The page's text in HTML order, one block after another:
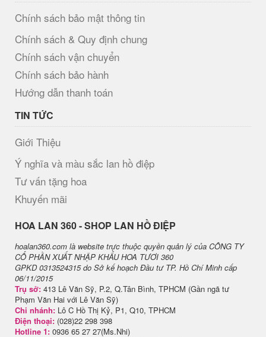
Chính sách bảo mật thông tin
Chính sách & Quy định chung
Chính sách vận chuyển
Chính sách bảo hành
Hướng dẫn thanh toán
TIN TỨC
Giới Thiệu
Ý nghĩa và màu sắc lan hồ điệp
Tư vấn tặng hoa
Khuyến mãi
H​OA LAN 360 - SHOP LAN HỒ ĐIỆP
hoalan360.com là website trực thuộc quyền quản lý của CÔNG TY
CỔ PHẦN XUẤT NHẬP KHẨU HOA TƯƠI 360
GPKD 0313524315 do Sở kế hoạch Đầu tư TP. Hồ Chí Minh cấp
06/11/2015
Trụ sở: 413 Lê Văn Sỹ, P.2, Q.Tân Bình, TPHCM (Gần ngã tư
Phạm Văn Hai với Lê Văn Sỹ)
Chi nhánh: Lô C Hồ Thị Kỷ, P1, Q10, TPHCM
Điện thoại: (028)22 298 398
Hotline 1: 0936 65 27 27(Ms.Nhi)